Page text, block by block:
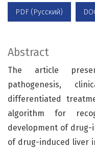
PDF (Русский)
Abstract
The article
pathogenesis,
differentiated
algorithm for
development of drug-
of drug-induced liver